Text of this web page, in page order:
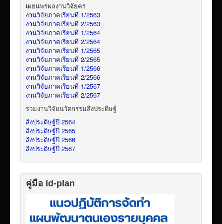
เผยแพร่ผลงานวิจัยคร
งานวิจัยภาคเรียนที่ 1/2563
งานวิจัยภาคเรียนที่ 2/2563
งานวิจัยภาคเรียนที่ 1/2564
งานวิจัยภาคเรียนที่ 2/2564
งานวิจัยภาคเรียนที่ 1/2565
งานวิจัยภาคเรียนที่ 2/2565
งานวิจัยภาคเรียนที่ 1/2566
งานวิจัยภาคเรียนที่ 2/2566
งานวิจัยภาคเรียนที่ 1/2567
งานวิจัยภาคเรียนที่ 2/2567
รวมงานวิจัยนวัตกรรมสิ่งประดิษฐ์
สิ่งประดิษฐ์ปี 2564
สิ่งประดิษฐ์ปี 2565
สิ่งประดิษฐ์ปี 2566
สิ่งประดิษฐ์ปี 2567
คู่มือ id-plan